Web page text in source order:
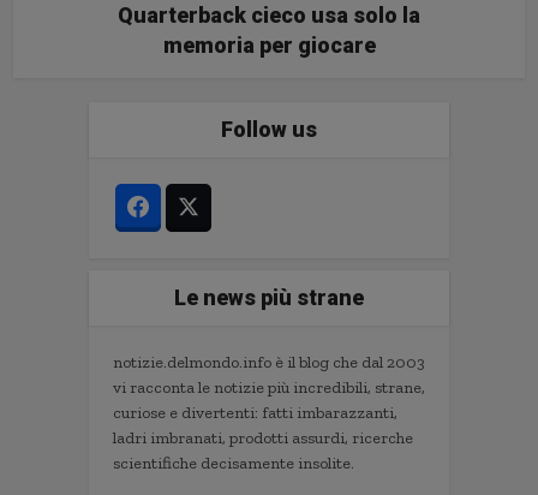
Quarterback cieco usa solo la
memoria per giocare
Follow us
Le news più strane
notizie.delmondo.info è il blog che dal 2003
vi racconta le notizie più incredibili, strane,
curiose e divertenti: fatti imbarazzanti,
ladri imbranati, prodotti assurdi, ricerche
scientifiche decisamente insolite.